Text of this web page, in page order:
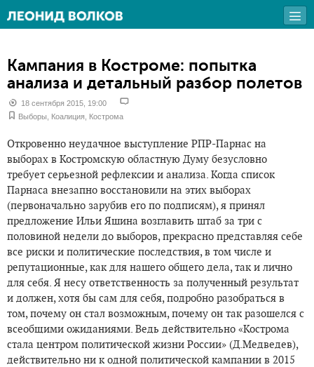
Кампания в Костроме: попытка
анализа и детальный разбор полетов
18 сентября 2015, 19:00
Выборы
Коалиция Кострома
Откровенно неудачное выступление РПР-Парнас на
выборах в Костромскую областную Думу безусловно
требует серьезной рефлексии и анализа. Когда список
Парнаса внезапно восстановили на этих выборах
(первоначально зарубив его по подписям), я принял
предложение Ильи Яшина возглавить штаб за три с
половиной недели до выборов, прекрасно представляя себе
все риски и политические последствия, в том числе и
репутационные, как для нашего общего дела, так и лично
для себя. Я несу ответственность за полученный результат
и должен, хотя бы сам для себя, подробно разобраться в
том, почему он стал возможным, почему он так разошелся с
всеобщими ожиданиями. Ведь действительно «Кострома
стала центром политической жизни России» (Д.Медведев),
действительно ни к одной политической кампании в 2015